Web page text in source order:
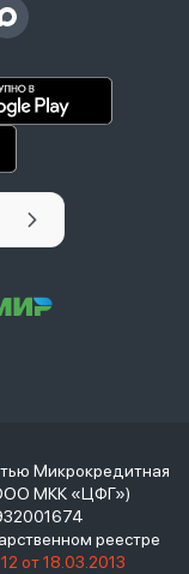
Микрокредитная
МКК «ЦФГ»)
реестре
от 18.03.2013